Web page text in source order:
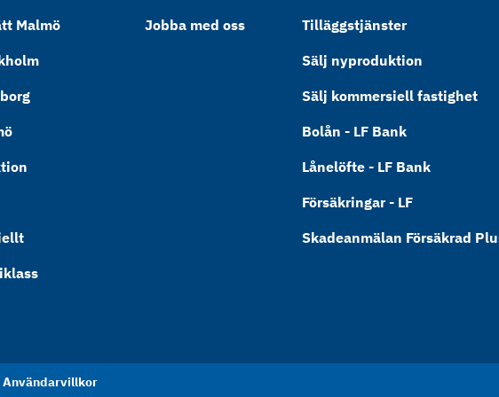
Malmö
Jobba med oss
Tilläggstjänster
Sälj nyproduktion
Sälj kommersiell fastighet
Bolån - LF Bank
Lånelöfte - LF Bank
Försäkringar - LF
Skadeanmälan Försäkrad
Användarvillkor